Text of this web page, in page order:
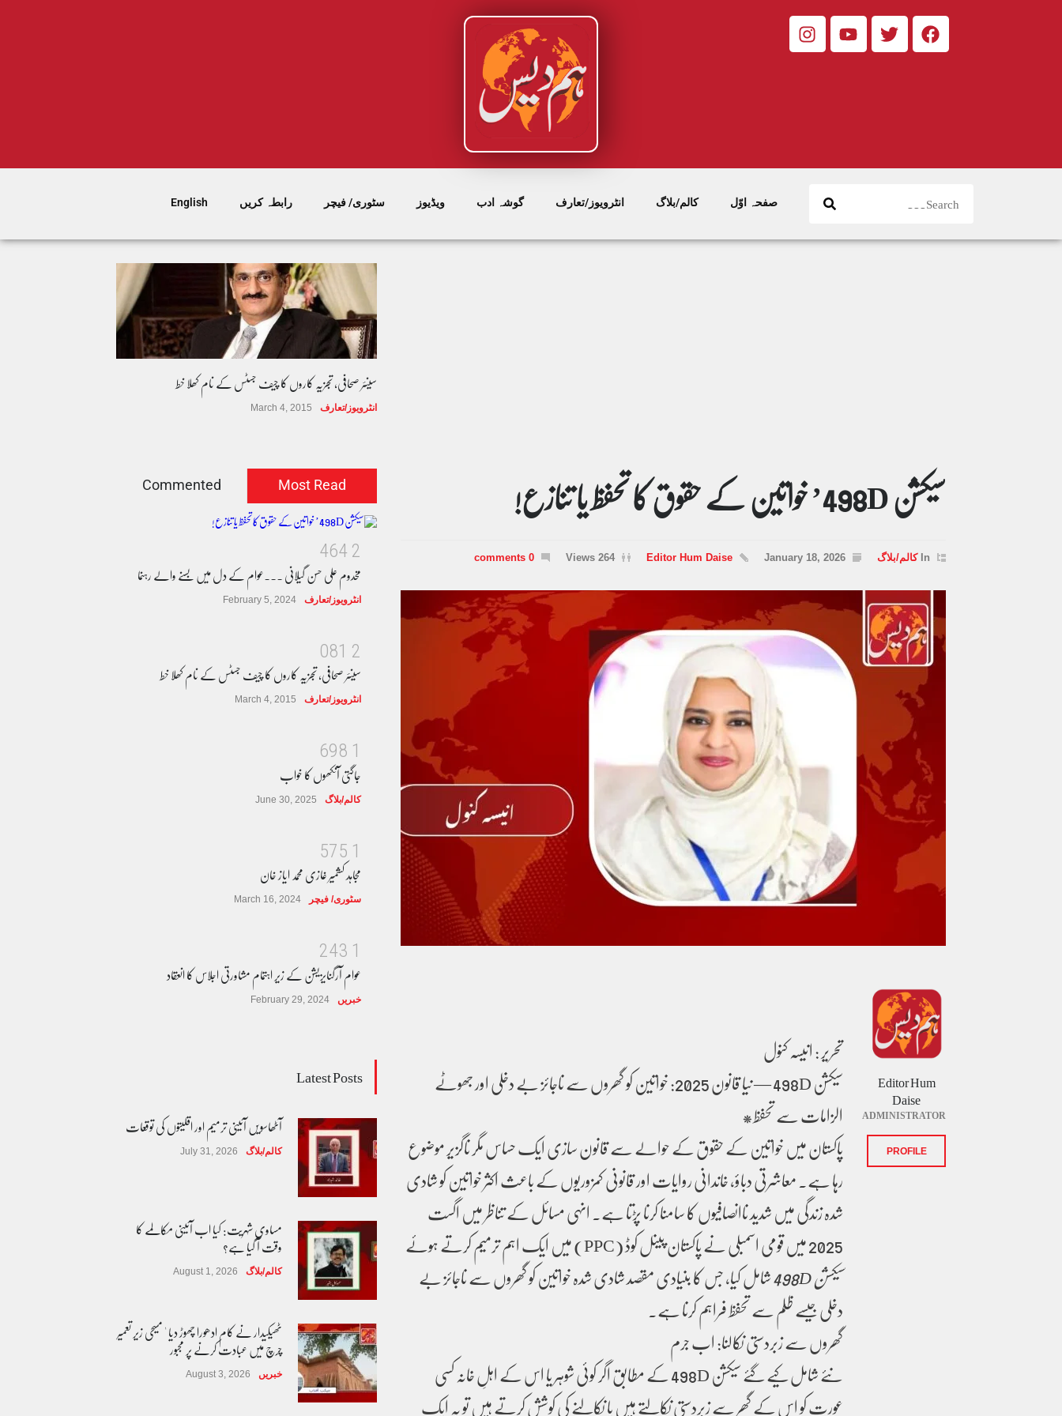
صفحہ اوّل کالم/بلاگ انٹرویوز/تعارف گوشہ ادب ویڈیوز سٹوری/ فیچر رابطہ کریں English
سینئر صحافی، تجزیہ کاروں کا چیف جسٹس کے نام کھلا خط
انٹرویوز/تعارف March 4, 2015
سیکشن 498D’ خواتین کے حقوق کا تحفظ یا تنازع!
In کالم/بلاگ January 18, 2026
Editor Hum Daise
264 Views
0 comments
تحریر : انیسہ کنول
سیکشن 498D — نیا قانون 2025: خواتین کو گھروں سے ناجائز بے دخلی اور جھوٹے
الزامات سے تحفظ*
پاکستان میں خواتین کے حقوق کے حوالے سے قانون سازی ایک حساس مگر ناگزیر موضوع
رہا ہے۔ معاشرتی دباؤ، خاندانی روایات اور قانونی کمزوریوں کے باعث اکثر خواتین کو شادی
شدہ زندگی میں شدید ناانصافیوں کا سامنا کرنا پڑتا ہے۔ انہی مسائل کے تناظر میں اگست
2025 میں قومی اسمبلی نے پاکستان پینل کوڈ (PPC) میں ایک اہم ترمیم کرتے ہوئے
سیکشن 498D شامل کیا، جس کا بنیادی مقصد شادی شدہ خواتین کو گھروں سے ناجائز بے
دخلی جیسے ظلم سے تحفظ فراہم کرنا ہے۔
گھروں سے زبردستی نکالنا: اب جرم
نئے شامل کیے گئے سیکشن 498D کے مطابق اگر کوئی شوہر یا اس کے اہلِ خانہ کسی
عورت کو اس کے گھر سے زبردستی نکالتے ہیں یا نکالنے کی کوشش کرتے ہیں تو یہ ایک
Editor Hum
Daise
ADMINISTRATOR
PROFILE
Most Read
Commented
2
4
6
4
مخدوم علی حسن گیلانی ۔۔۔عوام کے دل میں بسنے والے رہنما
انٹرویوز/تعارف February 5, 2024
2
1
8
0
سینئر صحافی، تجزیہ کاروں کا چیف جسٹس کے نام کھلا خط
انٹرویوز/تعارف March 4, 2015
1
8
9
6
جاگتی آنکھوں کا خواب
کالم/بلاگ June 30, 2025
1
5
7
5
مجاہد کشمیر غازی محمد ایاز خان
سٹوری/ فیچر March 16, 2024
1
3
4
2
عوام آرگنایزیشن کے زیر اہتمام مشاورتی اجلاس کا انعقاد
خبریں February 29, 2024
Latest Posts
آٹھاسویں آئینی ترمیم اور اقلیتوں کی توقعات
کالم/بلاگ July 31, 2026
مساوی شہریت: کیا اب آئینی مکالمے کا
وقت آ گیا ہے؟
کالم/بلاگ August 1, 2026
ٹھیکیدار نے کام ادھورا چھوڑ دیا ' مسیحی زیر تعمیر
چرچ میں عبادت کرنے پر مجبور
خبریں August 3, 2026